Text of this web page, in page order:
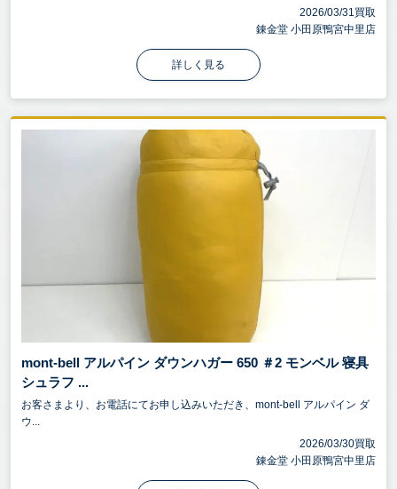
2026/03/31買取
錬金堂 小田原鴨宮中里店
詳しく見る
mont-bell アルパイン ダウンハガー 650 ＃2 モンベル 寝具
シュラフ ...
お客さまより、お電話にてお申し込みいただき、mont-bell アルパイン ダ
ウ...
2026/03/30買取
錬金堂 小田原鴨宮中里店